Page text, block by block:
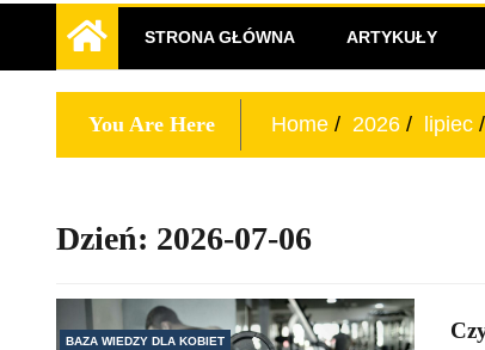
STRONA GŁÓWNA ARTYKUŁY
You Are Here Home 2026 lipiec
Dzień: 2026-07-06
BAZA WIEDZY DLA KOBIET